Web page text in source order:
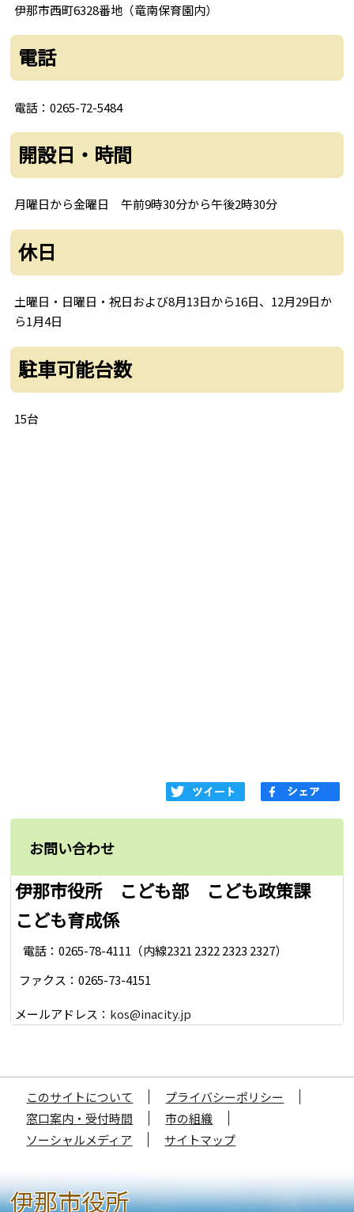
伊那市西町6328番地（竜南保育園内）
電話
電話：0265-72-5484
開設日・時間
月曜日から金曜日 午前9時30分から午後2時30分
休日
土曜日・日曜日・祝日および8月13日から16日、12月29日か
ら1月4日
駐車可能台数
15台
お問い合わせ
伊那市役所 こども部 こども政策課
こども育成係
電話：0265-78-4111（内線2321 2322 2323 2327）
ファクス：0265-73-4151
メールアドレス： kos@inacity.jp
このサイトについて
プライバシーポリシー
窓口案内・受付時間
市の組織
ソーシャルメディア
サイトマップ
伊那市役所